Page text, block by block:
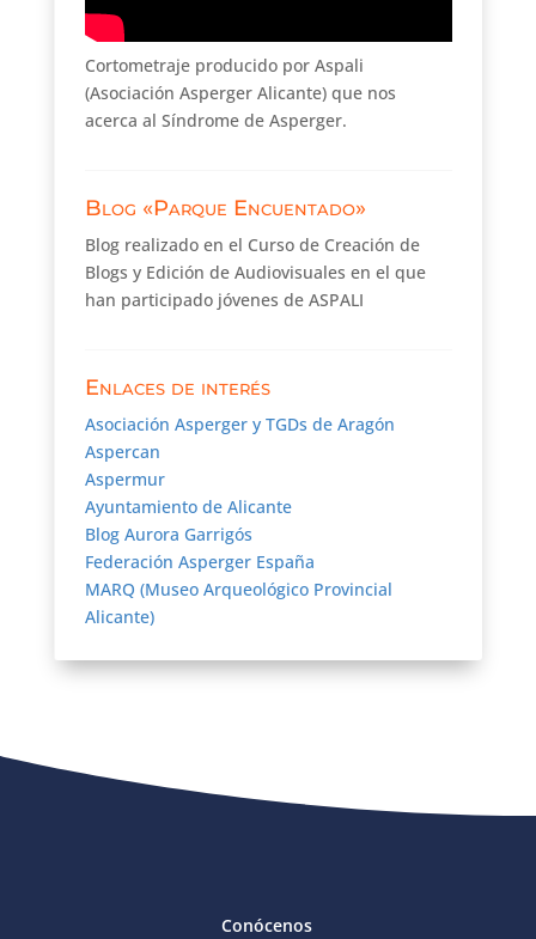
Cortometraje producido por Aspali
(Asociación Asperger Alicante) que nos
acerca al Síndrome de Asperger.
Blog «Parque Encuentado»
Blog realizado en el Curso de Creación de
Blogs y Edición de Audiovisuales en el que
han participado jóvenes de ASPALI
Enlaces de interés
Asociación Asperger y TGDs de Aragón
Aspercan
Aspermur
Ayuntamiento de Alicante
Blog Aurora Garrigós
Federación Asperger España
MARQ (Museo Arqueológico Provincial
Alicante)
Conócenos